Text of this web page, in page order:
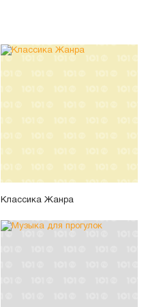
Классика Жанра